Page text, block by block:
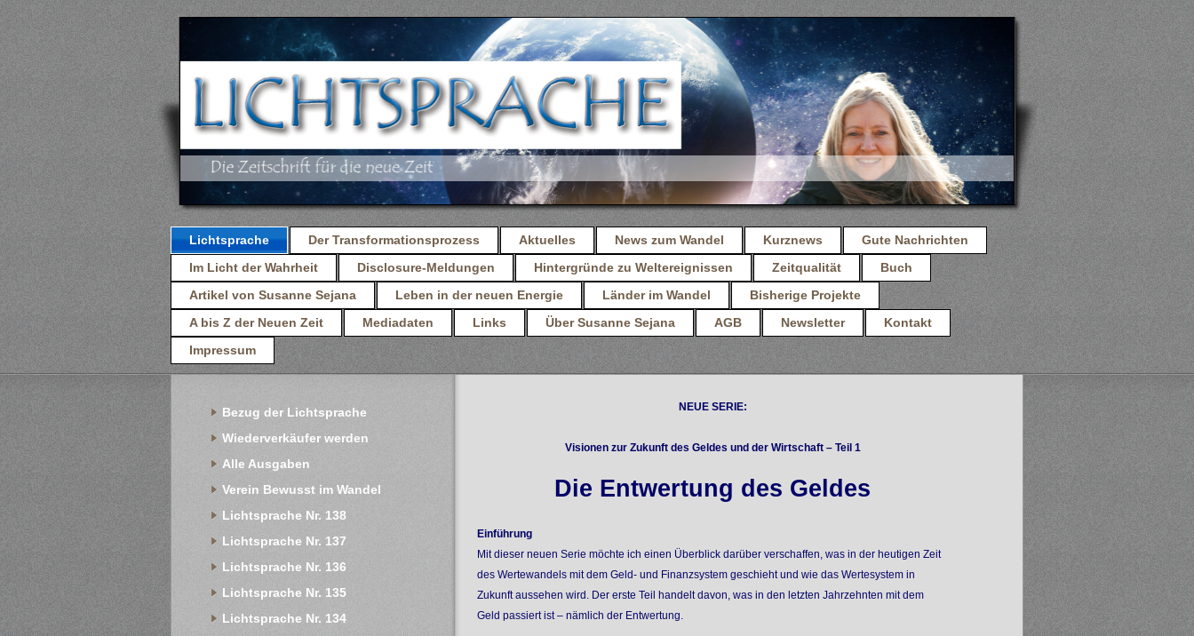
Lichtsprache Der Transformationsprozess Aktuelles News zum Wandel Kurznews
Gute Nachrichten
Im Licht der Wahrheit
Disclosure-Meldungen Hintergründe zu Weltereignissen Zeitqualität
Buch
Artikel von Susanne Sejana
Leben in der neuen Energie Länder im Wandel
Bisherige Projekte
A bis Z der Neuen Zeit
Mediadaten Links Über Susanne Sejana AGB Newsletter
Kontakt
Impressum
NEUE SERIE:
Visionen zur Zukunft des Geldes und der Wirtschaft – Teil 1
Die Entwertung des Geldes
Einführung
Mit dieser neuen Serie möchte ich einen Überblick darüber verschaffen, was in der heutigen Zeit
des Wertewandels mit dem Geld- und Finanzsystem geschieht und wie das Wertesystem in
Zukunft aussehen wird. Der erste Teil handelt davon, was in den letzten Jahrzehnten mit dem
Geld passiert ist – nämlich der Entwertung.
Bezug der Lichtsprache
Wiederverkäufer werden
Alle Ausgaben
Verein Bewusst im Wandel
Lichtsprache Nr. 138
Lichtsprache Nr. 137
Lichtsprache Nr. 136
Lichtsprache Nr. 135
Lichtsprache Nr. 134